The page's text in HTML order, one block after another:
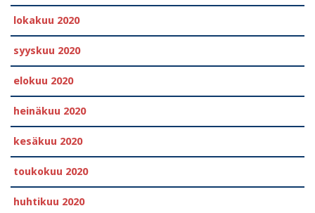
lokakuu 2020
syyskuu 2020
elokuu 2020
heinäkuu 2020
kesäkuu 2020
toukokuu 2020
huhtikuu 2020